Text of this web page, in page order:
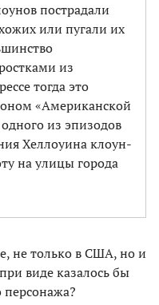
пострадали
или пугали их
из
тогда это
«Американской
из эпизодов
Хеллоуина клоун-
на улицы города
не только в США, но и
виде казалось бы
персонажа?